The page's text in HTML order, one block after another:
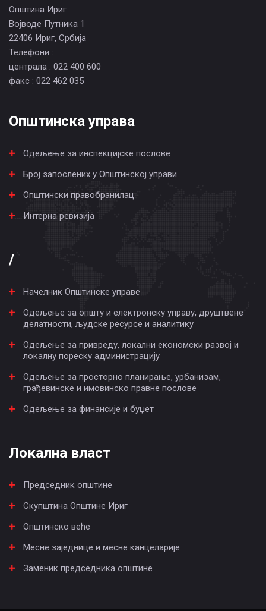
Општина Ириг
Војводе Путника 1
22406 Ириг, Србија
Телефони :
централа : 022 400 600
факс : 022 462 035
Општинска управа
Одељење за инспекцијске послове
Број запослених у Општинској управи
Општински правобранилац
Интерна ревизија
/
Начелник Општинске управе
Одељење за општу и електронску управу, друштвене
делатности, људске ресурсе и аналитику
Одељење за привреду, локални економски развој и
локалну пореску администрацију
Одељење за просторно планирање, урбанизам,
грађевинске и имовинско правне послове
Одељење за финансије и буџет
Локална власт
Председник општине
Скупштина Општине Ириг
Општинско веће
Месне заједнице и месне канцеларије
Заменик председника општине